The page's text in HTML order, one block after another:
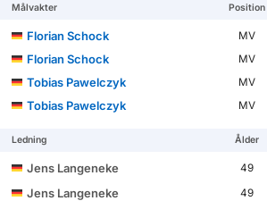
Målvakter Position
Florian Schock MV
Florian Schock
MV
Tobias Pawelczyk
MV
Tobias Pawelczyk
MV
Ledning Ålder
Jens Langeneke 49
Jens Langeneke 49